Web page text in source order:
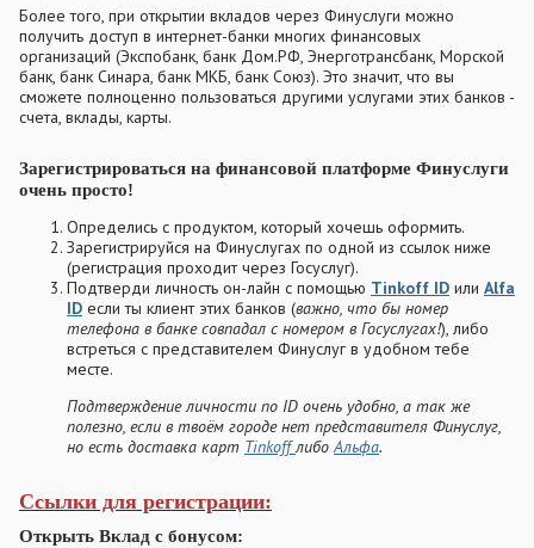
Более того, при открытии вкладов через Финуслуги можно
получить доступ в интернет-банки многих финансовых
организаций (Экспобанк, банк Дом.РФ, Энерготрансбанк, Морской
банк, банк Синара, банк МКБ, банк Союз). Это значит, что вы
сможете полноценно пользоваться другими услугами этих банков -
счета, вклады, карты.
Зарегистрироваться на финансовой платформе Финуслуги
очень просто!
Определись с продуктом, который хочешь оформить.
Зарегистрируйся на Финуслугах по одной из ссылок ниже
(регистрация проходит через Госуслуг).
Подтверди личность он-лайн с помощью Tinkoff ID или Alfa
ID если ты клиент этих банков (важно, что бы номер
телефона в банке совпадал с номером в Госуслугах!), либо
встреться с представителем Финуслуг в удобном тебе
месте.
Подтверждение личности по ID очень удобно, а так же
полезно, если в твоём городе нет представителя Финуслуг,
но есть доставка карт Tinkoffлибо Альфа.
Ссылки для регистрации:
Открыть Вклад с бонусом: